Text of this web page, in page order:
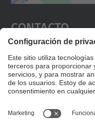
powered by
Contacto
Editad en la página
encontraréis en la
personalizados de
Formulario de